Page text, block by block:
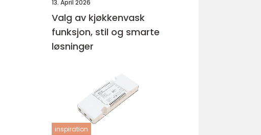
13. April 2026
Valg av kjøkkenvask
funksjon, stil og smarte
løsninger
inspiration